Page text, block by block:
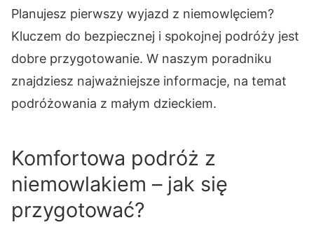
Planujesz pierwszy wyjazd z niemowlęciem?
Kluczem do bezpiecznej i spokojnej podróży jest
dobre przygotowanie. W naszym poradniku
znajdziesz najważniejsze informacje, na temat
podróżowania z małym dzieckiem.
Komfortowa podróż z
niemowlakiem – jak się
przygotować?